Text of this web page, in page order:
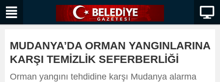
MUDANYA’DA ORMAN YANGINLARINA
KARŞI TEMİZLİK SEFERBERLİĞİ
Orman yangını tehdidine karşı Mudanya alarma